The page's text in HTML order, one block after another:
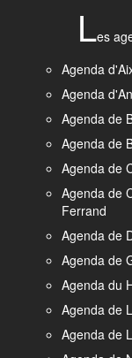
Les
Agenda
Agenda
Agenda de
Agenda de
Agenda de
Agenda de
Ferrand
Agenda de
Agenda de
Agenda du
Agenda de
Agenda de